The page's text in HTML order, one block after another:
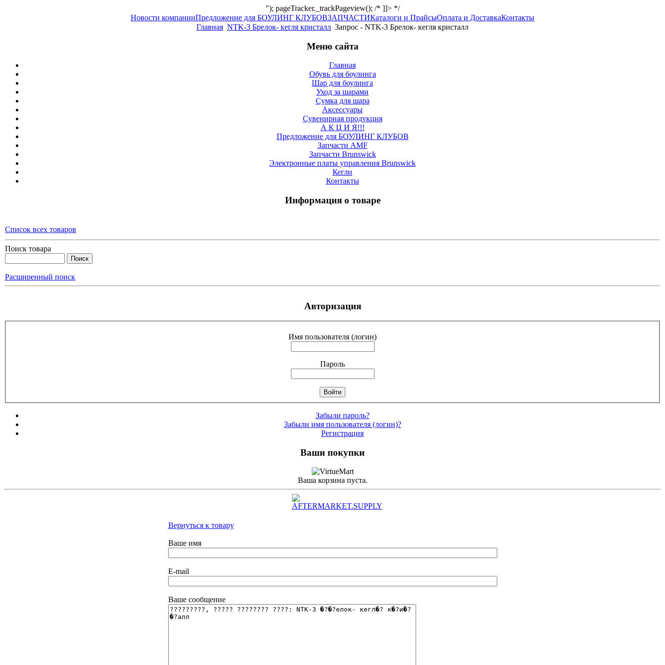
"); pageTracker._trackPageview(); /* ]]> */
Новости компанииПредложение для БОУЛИНГ КЛУБОВЗАПЧАСТИКаталоги и ПрайсыОплата и ДоставкаКонтакты
Главная NTK-3 Брелок- кегля кристалл Запрос - NTK-3 Брелок- кегля кристалл
Меню сайта
Главная
Обувь для боулинга
Шар для боулинга
Уход за шарами
Сумка для шара
Аксессуары
Сувенирная продукция
А К Ц И Я!!!
Предложение для БОУЛИНГ КЛУБОВ
Запчасти AMF
Запчасти Brunswick
Электронные платы управления Brunswick
Кегли
Контакты
Информация о товаре
Список всех товаров
Поиск товара
Расширенный поиск
Авторизация
Имя пользователя (логин)
Пароль
Забыли пароль?
Забыли имя пользователя (логин)?
Регистрация
Ваши покупки
Ваша корзина пуста.
Вернуться к товару
Ваше имя
E-mail
Ваше сообщение